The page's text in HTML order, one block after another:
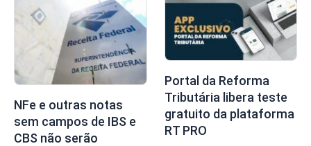
NFe e outras notas
sem campos de IBS e
CBS não serão
Portal da Reforma
Tributária libera teste
gratuito da plataforma
RT PRO